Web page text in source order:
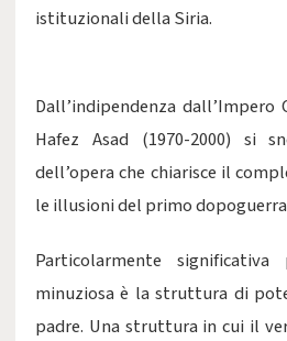
istituzionali della Siria.
Dall’indipendenza
Hafez Asad (1970-2000) si
dell’opera che chiarisce il
le illusioni del primo
Particolarmente
minuziosa è la struttura di
padre. Una struttura in cui il